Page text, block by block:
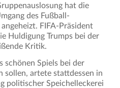
hat die
des Fußball-
FIFA-Präsident
Huldigung Trumps bei der
Kritik.
schönen Spiels bei der
sollen, artete stattdessen in
politischer Speichelleckerei